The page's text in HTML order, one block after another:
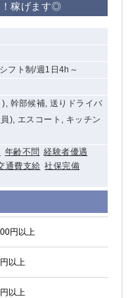
！稼げます◎
フト制/週1日4h～
幹部候補, 送りドライバ
), エスコート, キッチン
年齢不問 経験者優遇
通費支給 社保完備
円以上
以上
以上